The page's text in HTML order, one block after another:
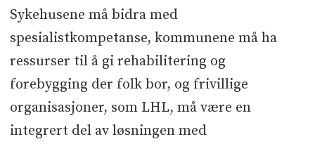
Sykehusene må bidra med
spesialistkompetanse, kommunene må ha
ressurser til å gi rehabilitering og
forebygging der folk bor, og frivillige
organisasjoner, som LHL, må være en
integrert del av løsningen med